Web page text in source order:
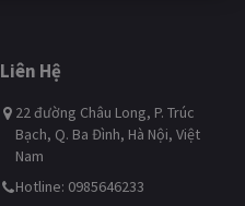
Liên Hệ
22 đường Châu Long, P. Trúc
Bạch, Q. Ba Đình, Hà Nội, Việt
Nam
Hotline: 0985646233